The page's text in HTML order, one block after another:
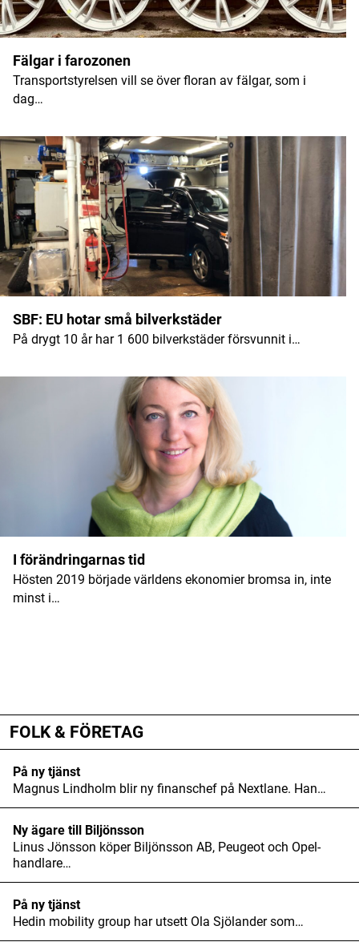
Fälgar i farozonen
Transportstyrelsen vill se över floran av fälgar, som i
dag…
SBF: EU hotar små bilverkstäder
På drygt 10 år har 1 600 bilverkstäder försvunnit i…
I förändringarnas tid
Hösten 2019 började världens ekonomier bromsa in, inte
minst i…
FOLK & FÖRETAG
På ny tjänst
Magnus Lindholm blir ny finanschef på Nextlane. Han…
Ny ägare till Biljönsson
Linus Jönsson köper Biljönsson AB, Peugeot och Opel-
handlare…
På ny tjänst
Hedin mobility group har utsett Ola Sjölander som…